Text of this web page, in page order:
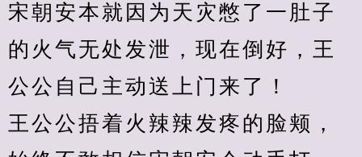
宋朝安本就因为天灾憋了一肚子
的火气无处发泄，现在倒好，王
公公自己主动送上门来了！
王公公捂着火辣辣发疼的脸颊，